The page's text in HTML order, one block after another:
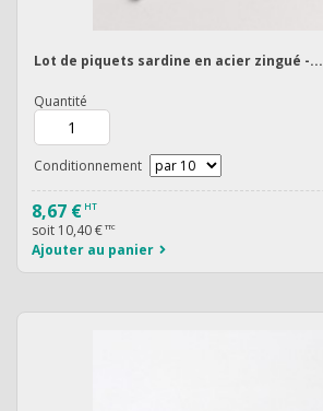
Lot de piquets sardine en acier zingué -...
Quantité
Conditionnement
8,67 € HT
soit 10,40 € TTC
Ajouter au panier